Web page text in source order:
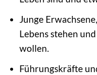
Junge
Lebens stehen
wollen.
Führungskräfte